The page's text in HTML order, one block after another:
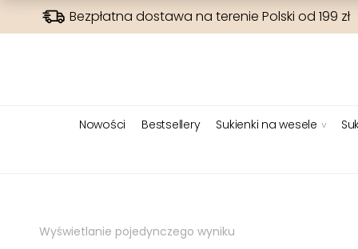
Bezpłatna dostawa na terenie Polski od 199 zł
Nowości Bestsellery Sukienki na wesele
Wyświetlanie pojedynczego wyniku